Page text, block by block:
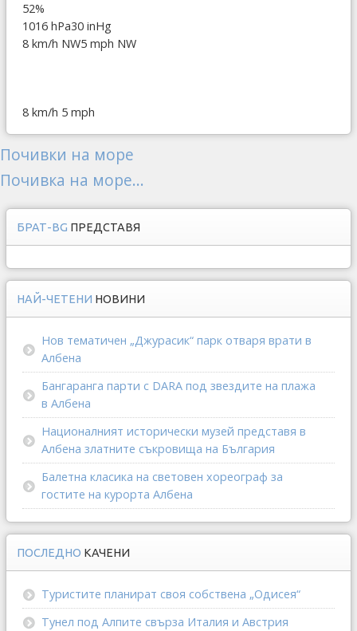
52%
1016 hPa30 inHg
8 km/h NW5 mph NW
8 km/h 5 mph
Почивки на море
Почивка на море...
БРАТ-BG ПРЕДСТАВЯ
НАЙ-ЧЕТЕНИ НОВИНИ
Нов тематичен „Джурасик“ парк отваря врати в
Албена
Бангаранга парти с DARA под звездите на плажа
в Албена
Националният исторически музей представя в
Албена златните съкровища на България
Балетна класика на световен хореограф за
гостите на курорта Албена
ПОСЛЕДНО КАЧЕНИ
Туристите планират своя собствена „Одисея“
Тунел под Алпите свърза Италия и Австрия